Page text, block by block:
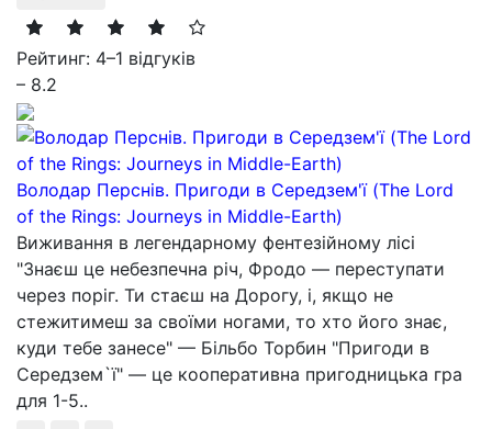
Рейтинг: 4–1 відгуків
– 8.2
Володар Перснів. Пригоди в Середзем'ї (The Lord
of the Rings: Journeys in Middle-Earth)
Виживання в легендарному фентезійному лісі
"Знаєш це небезпечна річ, Фродо — переступати
через поріг. Ти стаєш на Дорогу, і, якщо не
стежитимеш за своїми ногами, то хто його знає,
куди тебе занесе" — Більбо Торбин "Пригоди в
Середзем`ї" — це кооперативна пригодницька гра
для 1-5..